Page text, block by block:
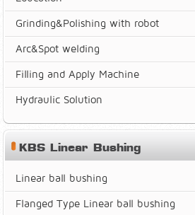
Grinding&Polishing with robot
Arc&Spot welding
Filling and Apply Machine
Hydraulic Solution
KBS Linear Bushing
Linear ball bushing
Flanged Type Linear ball bushing